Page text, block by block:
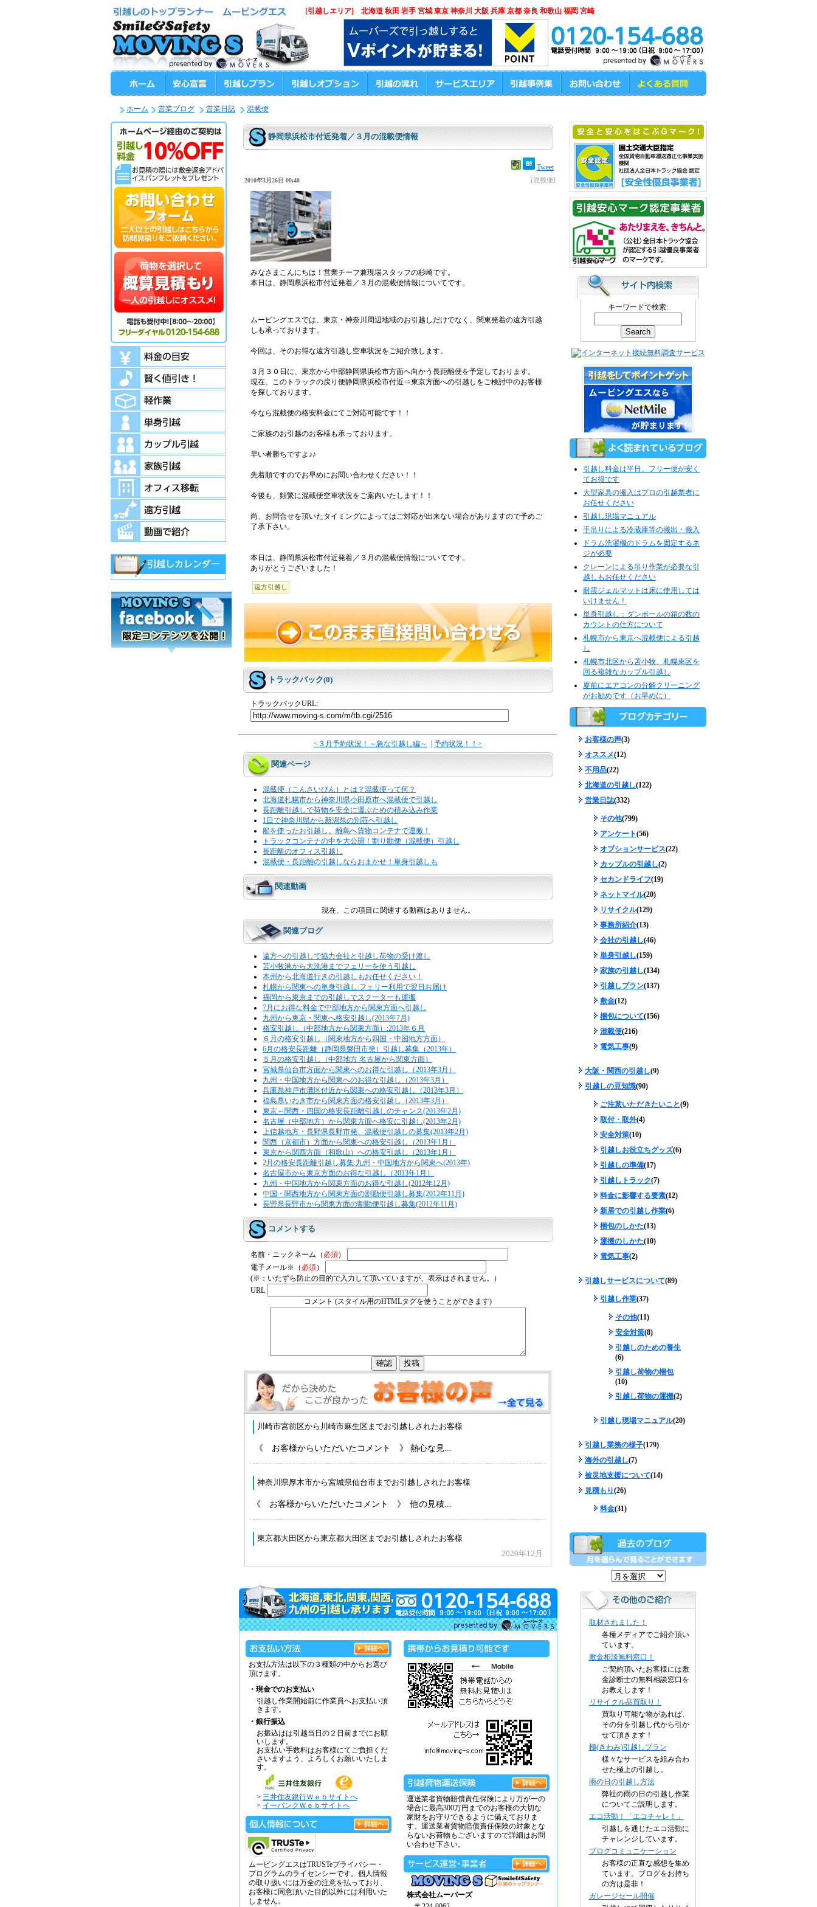
ホーム 営業ブログ 営業日誌 混載便
静岡県浜松市付近発着／３月の混載便情報
Tweet
[混載便]
2010年3月26日 00:48
みなさまこんにちは！営業チーフ兼現場スタッフの杉崎です。
本日は、静岡県浜松市付近発着／３月の混載便情報についてです。
ムービングエスでは、東京・神奈川周辺地域のお引越しだけでなく、関東発着の遠方引越
しも承っております。
今回は、そのお得な遠方引越し空車状況をご紹介致します。
３月３０日に、東京から中部静岡県浜松市方面へ向かう長距離便を予定しております。
現在、このトラックの戻り便静岡県浜松市付近⇒東京方面への引越しをご検討中のお客様
を探しております。
今なら混載便の格安料金にてご対応可能です！！
ご家族のお引越のお客様も承っております。
早い者勝ちですよ♪♪
先着順ですのでお早めにお問い合わせください！！
今後も、頻繁に混載便空車状況をご案内いたします！！
尚、お問合せを頂いたタイミングによってはご対応が出来ない場合がありますので予めご
了承下さい。
本日は、静岡県浜松市付近発着／３月の混載便情報についてです。
ありがとうございました！
遠方引越し
トラックバック(0)
トラックバックURL:
<３月予約状況！～急な引越し編～ 予約状況！！>
関連ページ
混載便（こんさいびん）とは？混載便って何？
北海道札幌市から神奈川県小田原市へ混載便で引越し
長距離引越しで荷物を安全に運ぶための積み込み作業
1日で神奈川県から新潟県の別荘へ引越し
船を使ったお引越し。離島へ貨物コンテナで運搬！
トラックコンテナの中を大公開！割り勘便（混載便）引越し
長距離のオフィス引越し
混載便・長距離の引越しならおまかせ！単身引越しも
関連動画
現在、この項目に関連する動画はありません。
関連ブログ
遠方への引越しで協力会社と引越し荷物の受け渡し
苫小牧港から大洗港までフェリーを使う引越し
本州から北海道行きの引越しもお任せください！
札幌から関東への単身引越し:フェリー利用で翌日お届け
福岡から東京までの引越しでスクーターも運搬
7月にお得な料金で中部地方から関東方面へ引越し
九州から東京・関東へ格安引越し(2013年7月)
格安引越し（中部地方から関東方面）:2013年６月
６月の格安引越し（関東地方から四国・中国地方方面）
6月の格安長距離（静岡県磐田市発）引越し募集（2013年）
５月の格安引越し（中部地方 名古屋から関東方面）
宮城県仙台市方面から関東へのお得な引越し（2013年3月）
九州・中国地方から関東へのお得な引越し（2013年3月）
兵庫県神戸市灘区付近から関東への格安引越し（2013年3月）
福島県いわき市から関東方面の格安引越し（2013年3月）
東京～関西・四国の格安長距離引越しのチャンス(2013年2月)
名古屋（中部地方）から関東方面へ格安に引越し(2013年2月)
上信越地方・長野県長野市発、混載便引越しの募集(2013年2月)
関西（京都市）方面から関東への格安引越し（2013年1月）
東京から関西方面（和歌山）への格安引越し（2013年1月）
2月の格安長距離引越し募集:九州・中国地方から関東へ(2013年)
名古屋市から東京方面のお得な引越し（2013年1月）
九州・中国地方から関東方面のお得な引越し(2012年12月)
中国・関西地方から関東方面の割勘便引越し募集(2012年11月)
長野県長野市から関東方面の割勘便引越し募集(2012年11月)
コメントする
名前・ニックネーム（ 必須）
電子メール※（ 必須）
(※：いたずら防止の目的で入力して頂いていますが、表示はされません。）
URL
コメント (スタイル用のHTMLタグを使うことができます)
お支払方法は以下の３種類の中からお選び
頂けます。
・現金でのお支払い
引越し作業開始前に作業員へお支払い頂
きます。
・銀行振込
お振込はは引越当日の２日前までにお願
いします。
お支払い手数料はお客様にてご負担くだ
さいますよう、よろしくお願いいたしま
す。
> 三井住友銀行Ｗｅｂサイトへ
> イーバンクＷｅｂサイトへ
ムービングエスはTRUSTeプライバシー・
プログラムのライセンシーです。個人情報
の取り扱いには万全の注意を払っており、
お客様に同意頂いた目的以外には利用いた
しません。
運送業者貨物賠償責任保険により万が一の
場合に最高300万円までのお客様の大切な
家財をお守りできるように備えておりま
す。運送業者貨物賠償責任保険の対象とな
らないお荷物もございますので詳細はお問
い合わせ下さい。
株式会社ムーバーズ
キーワードで検索:
引越し料金は平日、フリー便が安く
てお得です
大型家具の搬入はプロの引越業者に
お任せください
引越し現場マニュアル
手吊りによる冷蔵庫等の搬出・搬入
ドラム洗濯機のドラムを固定するネ
ジが必要
クレーンによる吊り作業が必要な引
越しもお任せください
耐震ジェルマットは床に使用しては
いけません！
単身引越し：ダンボールの箱の数の
カウントの仕方について
札幌市から東京へ混載便による引越
し
札幌市北区から苫小牧、札幌東区を
回る複雑なカップル引越し
夏前にエアコンの分解クリーニング
がお勧めです（お早めに）
お客様の声(3)
オススメ(12)
不用品(22)
北海道の引越し(122)
営業日誌(332)
その他(799)
アンケート(56)
オプションサービス(22)
カップルの引越し(2)
セカンドライフ(19)
ネットマイル(20)
リサイクル(129)
事務所紹介(13)
会社の引越し(46)
単身引越し(159)
家族の引越し(134)
引越しプラン(137)
敷金(12)
梱包について(156)
混載便(216)
電気工事(9)
大阪・関西の引越し(9)
引越しの豆知識(90)
ご注意いただきたいこと(9)
取付・取外(4)
安全対策(10)
引越しお役立ちグッズ(6)
引越しの準備(17)
引越しトラック(7)
料金に影響する要素(12)
新居での引越し作業(6)
梱包のしかた(13)
運搬のしかた(10)
電気工事(2)
引越しサービスについて(89)
引越し作業(37)
その他(11)
安全対策(8)
引越しのための養生
(6)
引越し荷物の梱包
(10)
引越し荷物の運搬(2)
引越し現場マニュアル(20)
引越し業務の様子(179)
海外の引越し(7)
被災地支援について(14)
見積もり(26)
料金(31)
取材されました！
各種メディアでご紹介頂い
ています。
敷金相談無料窓口！
ご契約頂いたお客様には敷
金診断士の無料相談窓口を
お教えします！
リサイクル品買取り！
買取り可能な物があれば、
その分を引越し代から引か
せて頂きます！
極(きわみ)引越しプラン
様々なサービスを組み合わ
せた極上の引越し。
雨の日の引越し方法
弊社の雨の日の引越し作業
についてご説明します。
エコ活動！「エコチャレ！」
引越しを通じたエコ活動に
チャレンジしています。
ブログコミュニケーション
お客様の正直な感想を集め
ています。ブログをお持ち
の方は是非！
ガレージセール開催
[引越しエリア] 北海道 秋田 岩手 宮城 東京 神奈川 大阪 兵庫 京都 奈良 和歌山 福岡 宮崎